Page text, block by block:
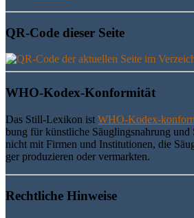
QR-Code die­ser Seite
WHO-Kodex-Kon­for­mi­tät
Das Still-Lexi­kon ist WHO-Kodex-
bung für künst­li­che Säug­lings­nah­rung und
nicht mit Fir­men und Insti­tu­tio­nen, die
ger pro­du­zie­ren oder vermarkten.
Recht­li­che Hinweise